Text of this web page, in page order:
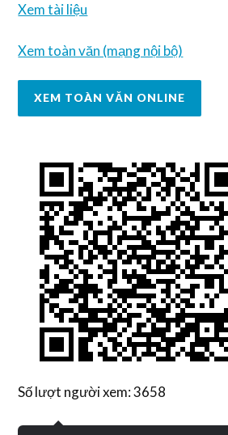
Xem tài liệu
Xem toàn văn (mạng nội bộ)
XEM TOÀN VĂN ONLINE
Số lượt người xem: 3658